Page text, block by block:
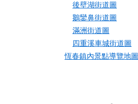
後壁湖街道圖
鵝鑾鼻街道圖
滿洲街道圖
四重溪車城街道圖
恆春鎮內景點導覽地圖